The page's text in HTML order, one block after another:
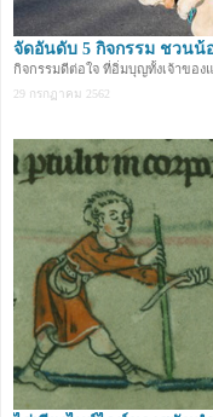
จัดอันดับ 5 กิจกรรม ชวนน้
กิจกรรมดีต่อใจ ที่อิ่มบุญทั้งเจ้าของ
29 กรกฏาคม 2562